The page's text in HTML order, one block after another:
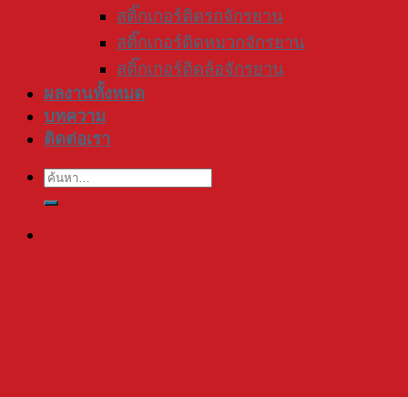
สติ๊กเกอร์ติดรถจักรยาน
สติ๊กเกอร์ติดหมวกจักรยาน
สติ๊กเกอร์ติดล้อจักรยาน
ผลงานทั้งหมด
บทความ
ติดต่อเรา
ค้นหา: